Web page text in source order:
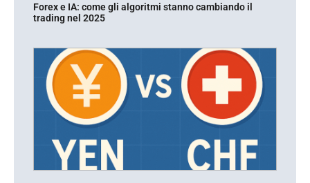
Forex e IA: come gli algoritmi stanno cambiando il
trading nel 2025